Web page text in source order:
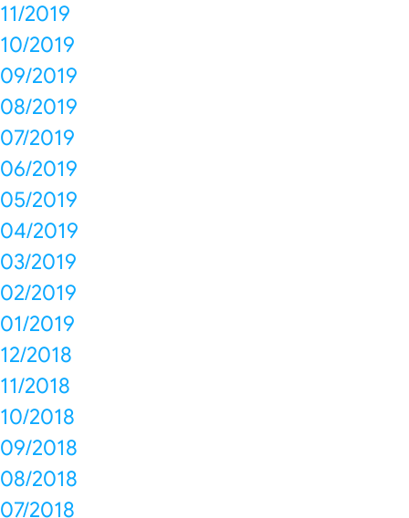
11/2019
10/2019
09/2019
08/2019
07/2019
06/2019
05/2019
04/2019
03/2019
02/2019
01/2019
12/2018
11/2018
10/2018
09/2018
08/2018
07/2018